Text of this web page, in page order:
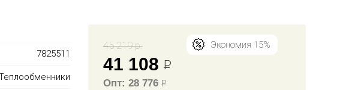
7825511
45 219 р. Экономия 15%
41 108 Р
Опт: 28 776 Р